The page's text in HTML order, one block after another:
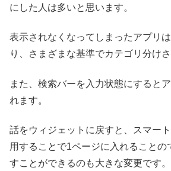
にした人は多いと思います。
表示されなくなってしまったアプリ
り、さまざまな基準でカテゴリ分けさ
また、検索バーを入力状態にすると
れます。
話をウィジェットに戻すと、スマー
用することで1ページに入れることの
すことができるのも大きな変更です。